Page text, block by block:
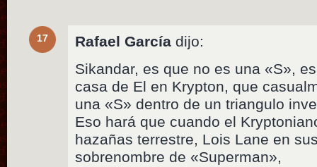
17 Rafael García dijo:
Sikandar, es que no es una «S»,
casa de El en Krypton, que
una «S» dentro de un triangulo
Eso hará que cuando el
hazañas terrestre, Lois Lane en
sobrenombre de «Superman»,